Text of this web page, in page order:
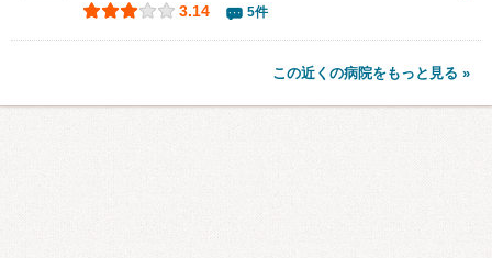
3.14 5件
この近くの病院をもっと見る »